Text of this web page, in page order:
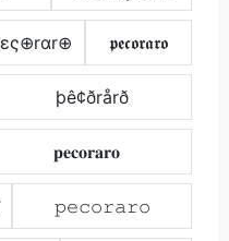
𝖕𝖊𝖈𝖔𝖗𝖆𝖗𝖔
þê¢ðrårð
𝐩𝐞𝐜𝐨𝐫𝐚𝐫𝐨
𝚙𝚎𝚌𝚘𝚛𝚊𝚛𝚘